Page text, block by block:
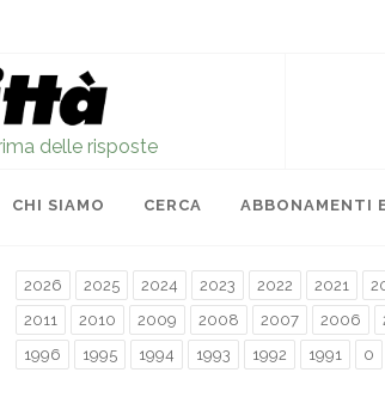
delle risposte
CHI SIAMO CERCA ABBONAMENTI
2026 2025 2024 2023 2022 2021
2011
2010 2009 2008 2007 2006
1996
1995 1994 1993 1992 1991 0